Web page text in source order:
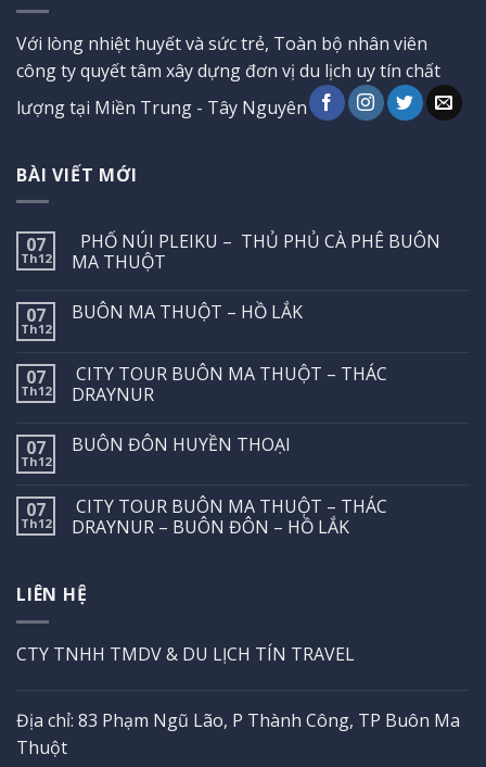
Với lòng nhiệt huyết và sức trẻ, Toàn bộ nhân viên
công ty quyết tâm xây dựng đơn vị du lịch uy tín chất
lượng tại Miền Trung - Tây Nguyên
BÀI VIẾT MỚI
07
Th12
PHỐ NÚI PLEIKU – THỦ PHỦ CÀ PHÊ BUÔN
MA THUỘT
07
Th12
BUÔN MA THUỘT – HỒ LẮK
07
Th12
CITY TOUR BUÔN MA THUỘT – THÁC
DRAYNUR
07
Th12
BUÔN ĐÔN HUYỀN THOẠI
07
Th12
CITY TOUR BUÔN MA THUỘT – THÁC
DRAYNUR – BUÔN ĐÔN – HỒ LẮK
LIÊN HỆ
CTY TNHH TMDV & DU LỊCH TÍN TRAVEL
Địa chỉ: 83 Phạm Ngũ Lão, P Thành Công, TP Buôn Ma
Thuột